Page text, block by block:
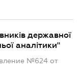
державної
аналітики"
№624 от